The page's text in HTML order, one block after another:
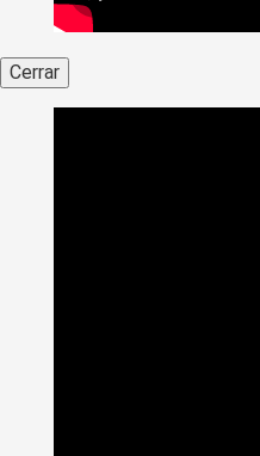
Cerrar